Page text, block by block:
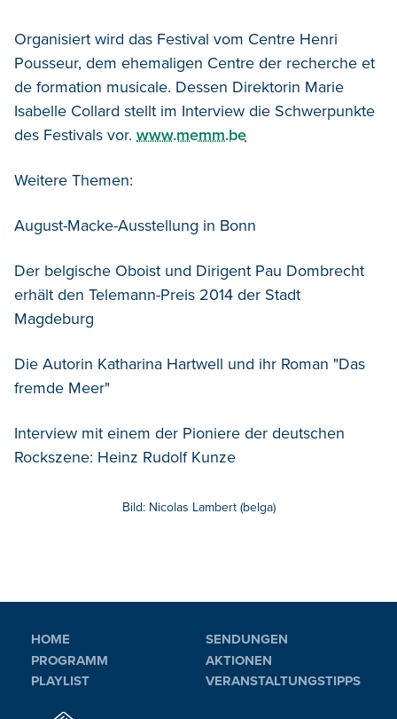
Organisiert wird das Festival vom Centre Henri
Pousseur, dem ehemaligen Centre der recherche et
de formation musicale. Dessen Direktorin Marie
Isabelle Collard stellt im Interview die Schwerpunkte
des Festivals vor. www.memm.be
Weitere Themen:
August-Macke-Ausstellung in Bonn
Der belgische Oboist und Dirigent Pau Dombrecht
erhält den Telemann-Preis 2014 der Stadt
Magdeburg
Die Autorin Katharina Hartwell und ihr Roman "Das
fremde Meer"
Interview mit einem der Pioniere der deutschen
Rockszene: Heinz Rudolf Kunze
Bild: Nicolas Lambert (belga)
HOME
PROGRAMM
PLAYLIST
SENDUNGEN
AKTIONEN
VERANSTALTUNGSTIPPS